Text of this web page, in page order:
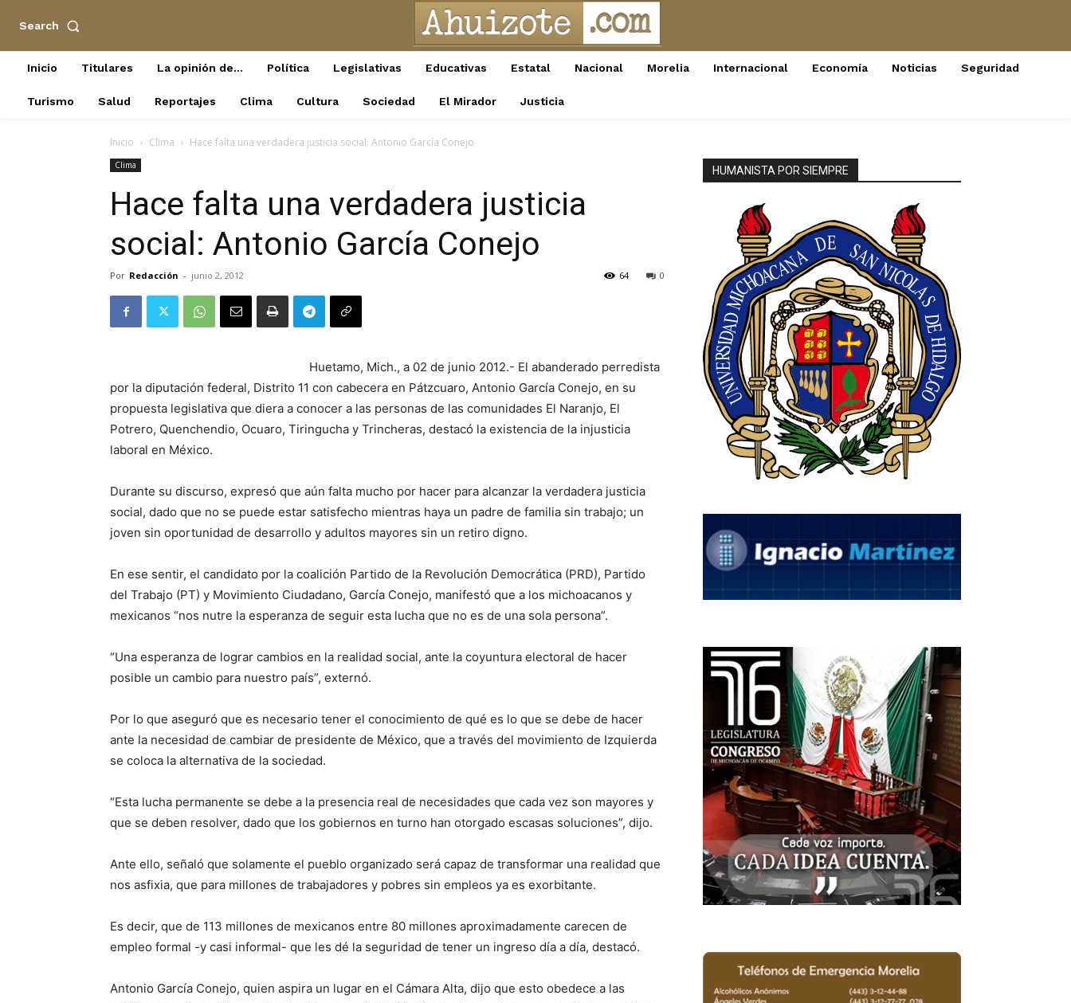
Search
Inicio Titulares La opinión de… Política Legislativas Educativas Estatal Nacional Morelia Internacional Economía Noticias Seguridad
Turismo Salud Reportajes Clima Cultura Sociedad El Mirador Justicia
Inicio Clima Hace falta una verdadera justicia social: Antonio García Conejo
Clima
Hace falta una verdadera justicia
social: Antonio García Conejo
Por Redacción - junio 2, 2012 0
64
Huetamo, Mich., a 02 de junio 2012.- El abanderado perredista
por la diputación federal, Distrito 11 con cabecera en Pátzcuaro, Antonio García Conejo, en su
propuesta legislativa que diera a conocer a las personas de las comunidades El Naranjo, El
Potrero, Quenchendio, Ocuaro, Tiringucha y Trincheras, destacó la existencia de la injusticia
laboral en México.
Durante su discurso, expresó que aún falta mucho por hacer para alcanzar la verdadera justicia
social, dado que no se puede estar satisfecho mientras haya un padre de familia sin trabajo; un
joven sin oportunidad de desarrollo y adultos mayores sin un retiro digno.
En ese sentir, el candidato por la coalición Partido de la Revolución Democrática (PRD), Partido
del Trabajo (PT) y Movimiento Ciudadano, García Conejo, manifestó que a los michoacanos y
mexicanos “nos nutre la esperanza de seguir esta lucha que no es de una sola persona”.
“Una esperanza de lograr cambios en la realidad social, ante la coyuntura electoral de hacer
posible un cambio para nuestro país”, externó.
Por lo que aseguró que es necesario tener el conocimiento de qué es lo que se debe de hacer
ante la necesidad de cambiar de presidente de México, que a través del movimiento de Izquierda
se coloca la alternativa de la sociedad.
“Esta lucha permanente se debe a la presencia real de necesidades que cada vez son mayores y
que se deben resolver, dado que los gobiernos en turno han otorgado escasas soluciones”, dijo.
Ante ello, señaló que solamente el pueblo organizado será capaz de transformar una realidad que
nos asfixia, que para millones de trabajadores y pobres sin empleos ya es exorbitante.
Es decir, que de 113 millones de mexicanos entre 80 millones aproximadamente carecen de
empleo formal -y casi informal- que les dé la seguridad de tener un ingreso día a día, destacó.
Antonio García Conejo, quien aspira un lugar en el Cámara Alta, dijo que esto obedece a las
HUMANISTA POR SIEMPRE